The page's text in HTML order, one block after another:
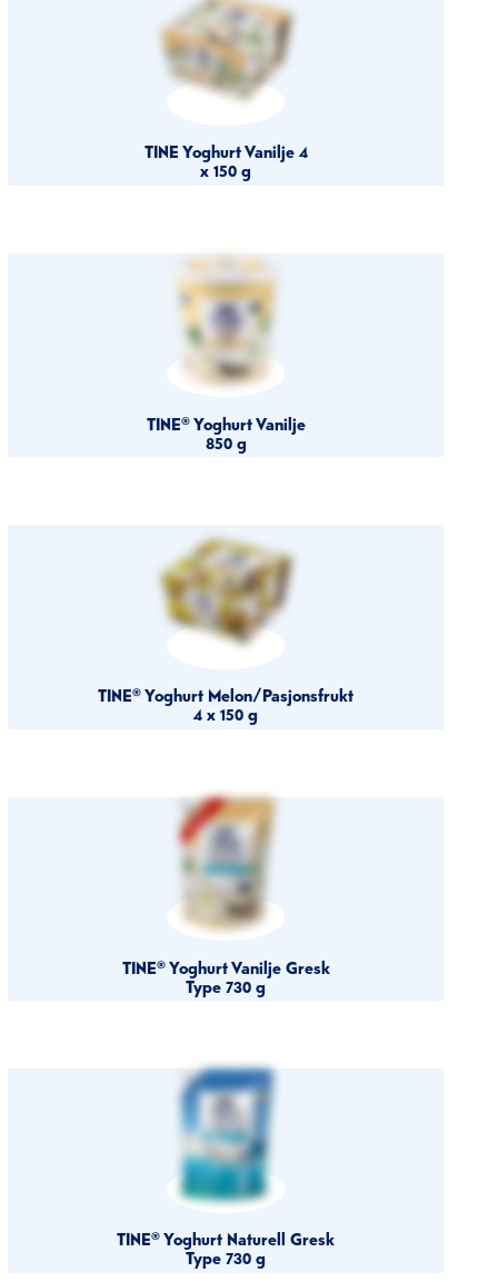
TINE Yoghurt Vanilje 4
x 150 g
TINE® Yoghurt Vanilje
850 g
TINE® Yoghurt Melon/Pasjonsfrukt
4 x 150 g
TINE® Yoghurt Vanilje Gresk
Type 730 g
TINE® Yoghurt Naturell Gresk
Type 730 g